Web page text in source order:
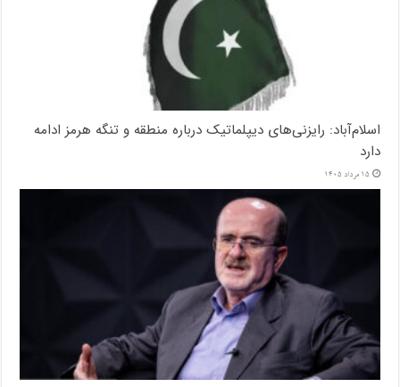
اسلام‌آباد: رایزنی‌های دیپلماتیک درباره منطقه و تنگه هرمز ادامه
دارد
15 مرداد 1405